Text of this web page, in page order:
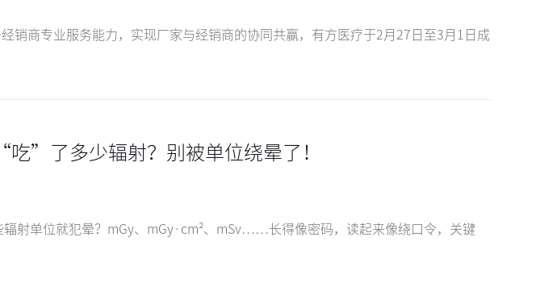
销商专业服务能力，实现厂家与经销商的协同共赢，有方医疗于2月27日至3月1日成
吃”了多少辐射？别被单位绕晕了！
辐射单位就犯晕？mGy、mGy·cm²、mSv……长得像密码，读起来像绕口令，关键